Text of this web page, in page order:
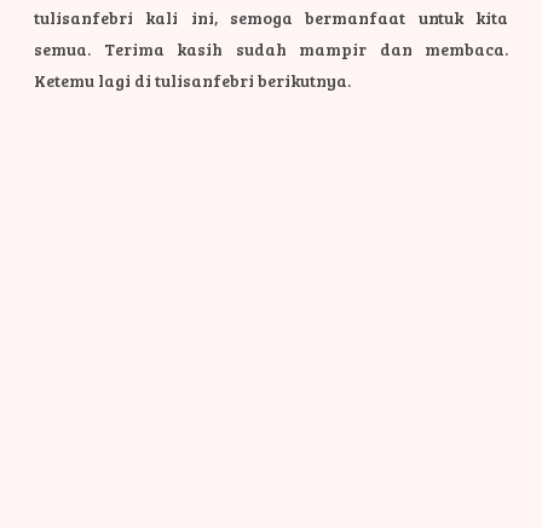
tulisanfebri kali ini, semoga bermanfaat untuk kita
semua. Terima kasih sudah mampir dan membaca.
Ketemu lagi di tulisanfebri berikutnya.